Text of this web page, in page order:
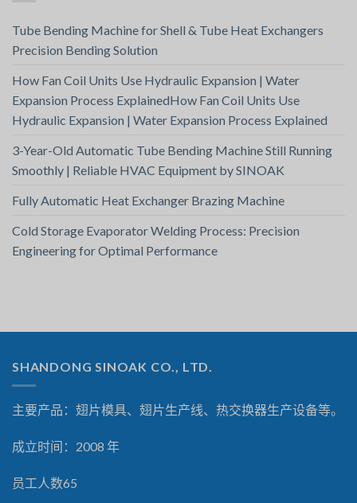
Tube Bending Machine for Shell & Tube Heat Exchangers
Precision Bending Solution
How Fan Coil Units Use Hydraulic Expansion | Water
Expansion Process ExplainedHow Fan Coil Units Use
Hydraulic Expansion | Water Expansion Process Explained
3-Year-Old Automatic Tube Bending Machine Still Running
Smoothly | Reliable HVAC Equipment by SINOAK
Fully Automatic Heat Exchanger Brazing Machine
Cold Storage Evaporator Welding Process: Precision
Engineering for Optimal Performance
SHANDONG SINOAK CO., LTD.
主要产品：翅片模具、翅片生产线、热交换器生产设备等。
成立时间：2008 年
员工人数65